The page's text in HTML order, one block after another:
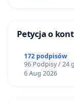
Petycja o
172 podpisów
96 Podpisy / 24
6 Aug 2026